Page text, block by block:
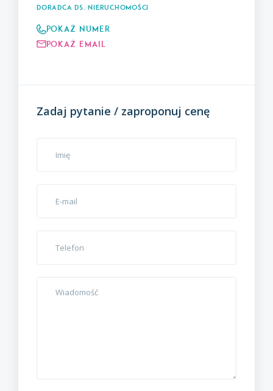
Doradca ds. Nieruchomości
Pokaż numer
Pokaż email
Zadaj pytanie / zaproponuj cenę